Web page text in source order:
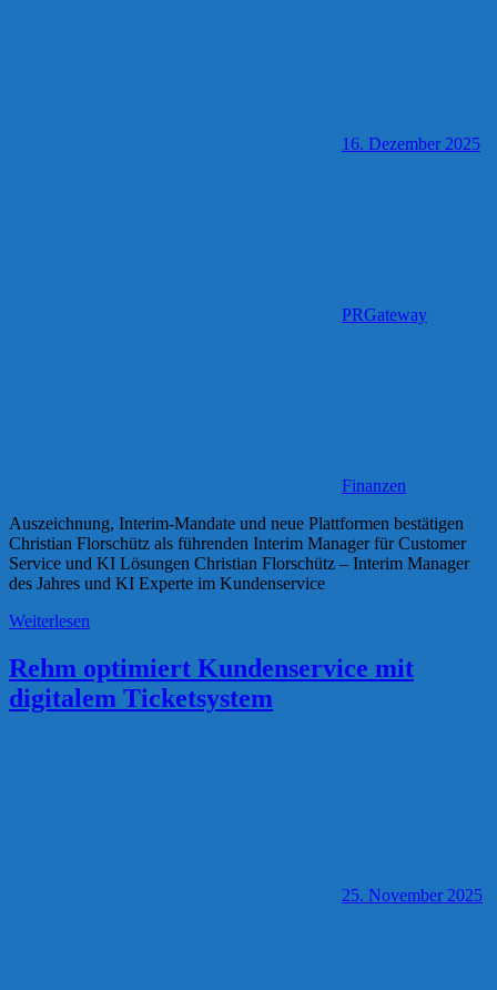
16. Dezember 2025
PRGateway
Finanzen
Auszeichnung, Interim-Mandate und neue Plattformen bestätigen
Christian Florschütz als führenden Interim Manager für Customer
Service und KI Lösungen Christian Florschütz – Interim Manager
des Jahres und KI Experte im Kundenservice
Weiterlesen
Rehm optimiert Kundenservice mit
digitalem Ticketsystem
25. November 2025